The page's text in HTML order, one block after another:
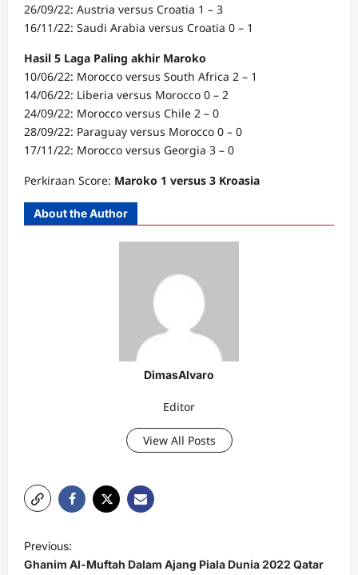
26/09/22: Austria versus Croatia 1 – 3
16/11/22: Saudi Arabia versus Croatia 0 – 1
Hasil 5 Laga Paling akhir Maroko
10/06/22: Morocco versus South Africa 2 – 1
14/06/22: Liberia versus Morocco 0 – 2
24/09/22: Morocco versus Chile 2 – 0
28/09/22: Paraguay versus Morocco 0 – 0
17/11/22: Morocco versus Georgia 3 – 0
Perkiraan Score: Maroko 1 versus 3 Kroasia
About the Author
DimasAlvaro
Editor
View All Posts
P
o
Previous:
Ghanim Al-Muftah Dalam Ajang Piala Dunia 2022 Qatar